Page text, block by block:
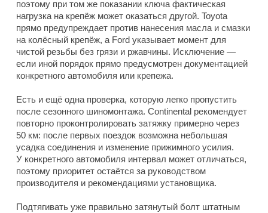
поэтому при том же показании ключа фактическая
нагрузка на крепёж может оказаться другой. Toyota
прямо предупреждает против нанесения масла и смазки
на колёсный крепёж, а Ford указывает момент для
чистой резьбы без грязи и ржавчины. Исключение —
если иной порядок прямо предусмотрен документацией
конкретного автомобиля или крепежа.
Есть и ещё одна проверка, которую легко пропустить
после сезонного шиномонтажа. Continental рекомендует
повторно проконтролировать затяжку примерно через
50 км: после первых поездок возможна небольшая
усадка соединения и изменение прижимного усилия.
У конкретного автомобиля интервал может отличаться,
поэтому приоритет остаётся за руководством
производителя и рекомендациями установщика.
Подтягивать уже правильно затянутый болт штатным